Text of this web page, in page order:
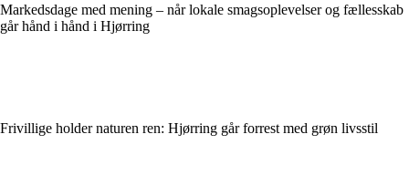
Markedsdage med mening – når lokale smagsoplevelser og fællesskab
går hånd i hånd i Hjørring
Frivillige holder naturen ren: Hjørring går forrest med grøn livsstil